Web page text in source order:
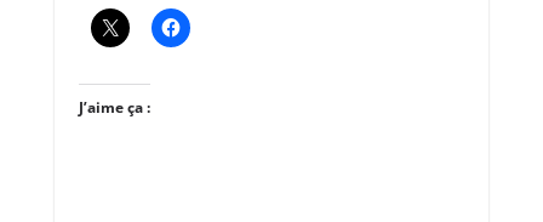
J’aime ça :